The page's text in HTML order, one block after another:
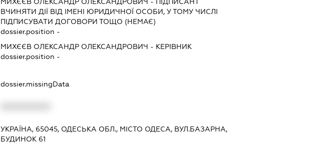
ВЧИНЯТИ ДІЇ ВІД ІМЕНІ ЮРИДИЧНОЇ ОСОБИ, У ТОМУ ЧИСЛІ
ПІДПИСУВАТИ ДОГОВОРИ ТОЩО (НЕМАЄ)
dossier.position -
МИХЄЄВ ОЛЕКСАНДР ОЛЕКСАНДРОВИЧ - КЕРІВНИК
dossier.position -
dossier.missingData
УКРАЇНА, 65045, ОДЕСЬКА ОБЛ., МІСТО ОДЕСА, ВУЛ.БАЗАРНА,
БУДИНОК 61